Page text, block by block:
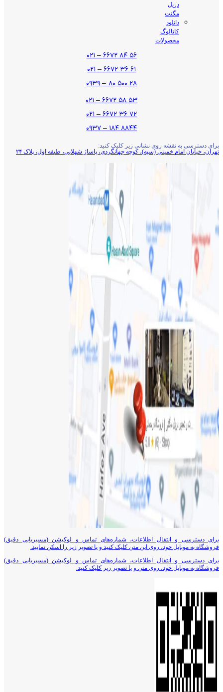
دریل
مگنت
دانلود
کاتالوگ
محصولات
۵۶ ۸۴ ۶۶۷۲ – ۰۲۱
۶۱ ۳۶ ۶۶۷۲ – ۰۲۱
۲۸ ۵۰۰ ۸۰ – ۰۹۳۹
۵۳ ۵۸ ۶۶۷۲ – ۰۲۱
۷۲ ۳۶ ۶۶۷۲ – ۰۲۱
۸۸۴۴ ۱۸۴ – ۰۹۳۷
برای دسترسی به نقشه روی نشانی زیر کلیک کنید:
تهران، خیابان امام خمینی (سپه)، کوچه جهانگردی،‌ پاساژ شهلایی، طبقه اول، پلاک ۲۴
برای دسترسی و انتقال اطلاعات، شماره‌های تماس و لوکیشن (مسیریابی دقیق)
فروشگاه به موبایل خود، روی این متن کلیک کنید و یا تصویر زیر را اسکن نمایید.
برای دسترسی و انتقال اطلاعات، شماره‌های تماس و لوکیشن (مسیریابی دقیق)
فروشگاه به موبایل خود، روی متن و یا تصویر زیر کلیک کنید.